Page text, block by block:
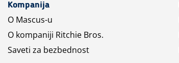
Kompanija
O Mascus-u
O kompaniji Ritchie Bros.
Saveti za bezbednost